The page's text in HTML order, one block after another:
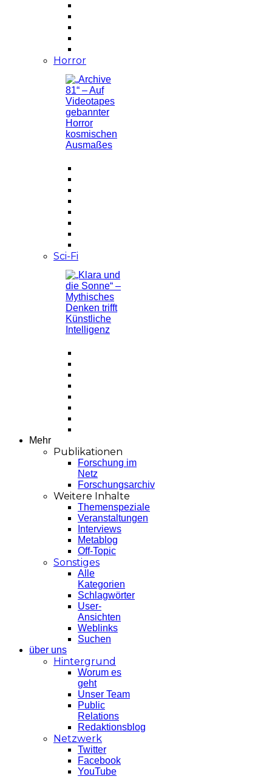
Horror
Sci-Fi
Mehr
Publikationen
Forschung im
Netz
Forschungsarchiv
Weitere Inhalte
Themenspeziale
Veranstaltungen
Interviews
Metablog
Off-Topic
Sonstiges
Alle
Kategorien
Schlagwörter
User-
Ansichten
Weblinks
Suchen
über uns
Hintergrund
Worum es
geht
Unser Team
Public
Relations
Redaktionsblog
Netzwerk
Twitter
Facebook
YouTube